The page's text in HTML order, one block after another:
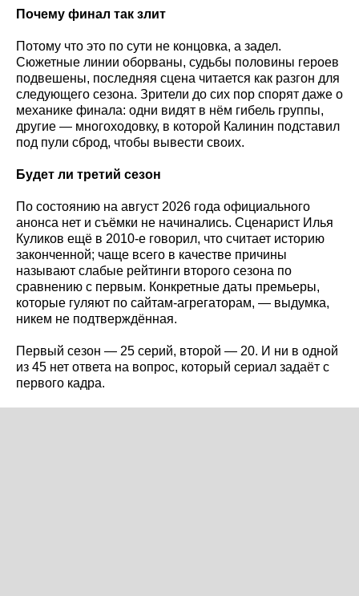
Почему финал так злит
Потому что это по сути не концовка, а задел.
Сюжетные линии оборваны, судьбы половины героев
подвешены, последняя сцена читается как разгон для
следующего сезона. Зрители до сих пор спорят даже о
механике финала: одни видят в нём гибель группы,
другие — многоходовку, в которой Калинин подставил
под пули сброд, чтобы вывести своих.
Будет ли третий сезон
По состоянию на август 2026 года официального
анонса нет и съёмки не начинались. Сценарист Илья
Куликов ещё в 2010-е говорил, что считает историю
законченной; чаще всего в качестве причины
называют слабые рейтинги второго сезона по
сравнению с первым. Конкретные даты премьеры,
которые гуляют по сайтам-агрегаторам, — выдумка,
никем не подтверждённая.
Первый сезон — 25 серий, второй — 20. И ни в одной
из 45 нет ответа на вопрос, который сериал задаёт с
первого кадра.